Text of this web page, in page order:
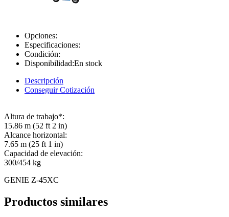
Opciones:
Especificaciones:
Condición:
Disponibilidad:En stock
Descripción
Conseguir Cotización
Altura de trabajo*:
15.86 m (52 ft 2 in)
Alcance horizontal:
7.65 m (25 ft 1 in)
Capacidad de elevación:
300/454 kg
GENIE Z-45XC
Productos similares